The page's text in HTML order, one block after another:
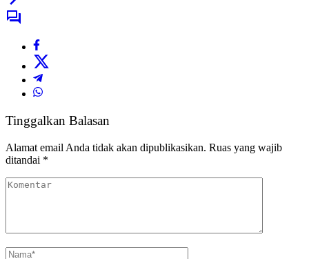
Tinggalkan Balasan
Alamat email Anda tidak akan dipublikasikan. Ruas yang wajib
ditandai *